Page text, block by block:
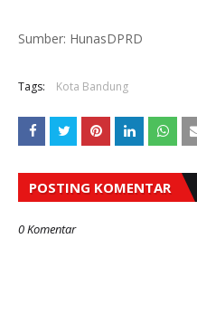
Sumber: HunasDPRD
Tags: Kota Bandung
POSTING KOMENTAR
0 Komentar